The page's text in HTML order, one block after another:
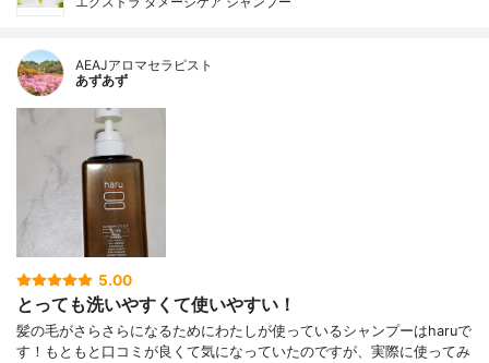
AEAJアロマセラピスト
あずあず
5.00
とっても洗いやすくて使いやすい！
髪の毛がさらさらになるためにわたしが使っているシャンプーはharuで
す！もともと口コミが良くて気になっていたのですが、実際に使ってみ